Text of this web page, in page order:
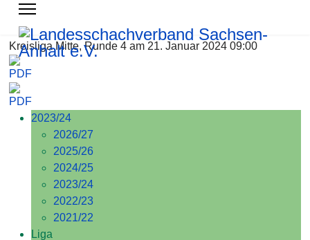
Kreisliga Mitte, Runde 4 am 21. Januar 2024 09:00
2023/24
2026/27
2025/26
2024/25
2023/24
2022/23
2021/22
Liga